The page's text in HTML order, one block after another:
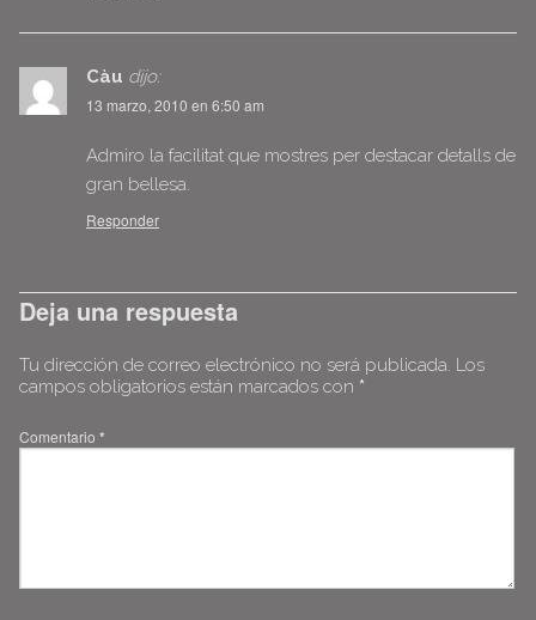
Càu dijo:
13 marzo, 2010 en 6:50 am
Admiro la facilitat que mostres per destacar detalls de
gran bellesa.
Responder
Deja una respuesta
Tu dirección de correo electrónico no será publicada. Los
campos obligatorios están marcados con *
Comentario *